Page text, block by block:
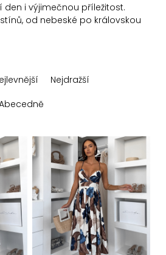
den i výjimečnou příležitost.
od nebeské po královskou
Nejdražší